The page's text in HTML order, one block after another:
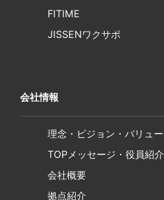
FITIME
JISSENワクサポ
会社情報
理念・ビジョン・バリュー
TOPメッセージ・役員紹介
会社概要
拠点紹介